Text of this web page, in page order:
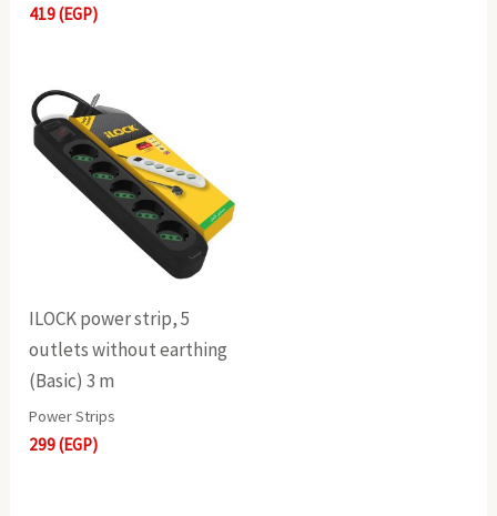
419(EGP)
ILOCK power strip, 5
outlets without earthing
(Basic) 3 m
Power Strips
299(EGP)